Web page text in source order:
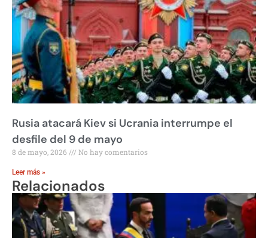
Rusia atacará Kiev si Ucrania interrumpe el
desfile del 9 de mayo
8 de mayo, 2026 No hay comentarios
Leer más »
Relacionados